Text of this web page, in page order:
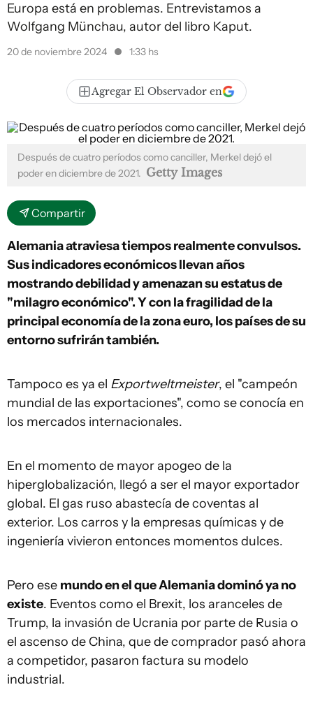
Europa está en problemas. Entrevistamos a
Wolfgang Münchau, autor del libro Kaput.
20 de noviembre 2024 1:33 hs
Agregar El Observador en
Después de cuatro períodos como canciller, Merkel dejó el
poder en diciembre de 2021. Getty Images
Compartir
Alemania atraviesa tiempos realmente convulsos.
Sus indicadores económicos llevan años
mostrando debilidad y amenazan su estatus de
"milagro económico". Y con la fragilidad de la
principal economía de la zona euro, los países de su
entorno sufrirán también.
Tampoco es ya el Exportweltmeister, el "campeón
mundial de las exportaciones", como se conocía en
los mercados internacionales.
En el momento de mayor apogeo de la
hiperglobalización, llegó a ser el mayor exportador
global. El gas ruso abastecía de coventas al
exterior. Los carros y la empresas químicas y de
ingeniería vivieron entonces momentos dulces.
Pero ese mundo en el que Alemania dominó ya no
existe. Eventos como el Brexit, los aranceles de
Trump, la invasión de Ucrania por parte de Rusia o
el ascenso de China, que de comprador pasó ahora
a competidor, pasaron factura su modelo
industrial.